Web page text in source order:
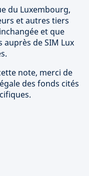
du Luxembourg,
et autres tiers
et que
de SIM Lux
note, merci de
des fonds cités